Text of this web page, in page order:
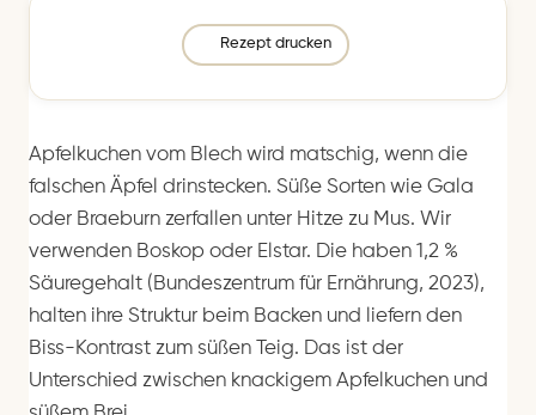
Rezept drucken
Apfelkuchen vom Blech wird matschig, wenn die
falschen Äpfel drinstecken. Süße Sorten wie Gala
oder Braeburn zerfallen unter Hitze zu Mus. Wir
verwenden Boskop oder Elstar. Die haben 1,2 %
Säuregehalt (Bundeszentrum für Ernährung, 2023),
halten ihre Struktur beim Backen und liefern den
Biss-Kontrast zum süßen Teig. Das ist der
Unterschied zwischen knackigem Apfelkuchen und